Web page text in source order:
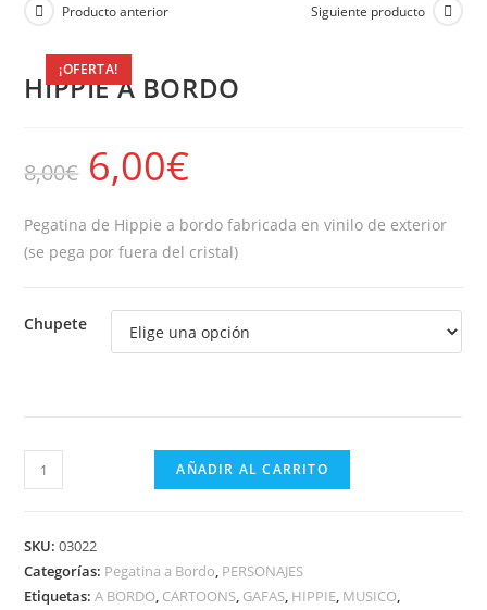
¡OFERTA!
Producto anterior Siguiente producto
HIPPIE A BORDO
8,00€ 6,00€
Pegatina de Hippie a bordo fabricada en vinilo de exterior
(se pega por fuera del cristal)
Chupete
HIPPIE
A
cantidad
AÑADIR AL CARRITO
SKU:03022
Categorías: Pegatina a Bordo, PERSONAJES
Etiquetas:A BORDO, CARTOONS, GAFAS, HIPPIE, MUSICO,